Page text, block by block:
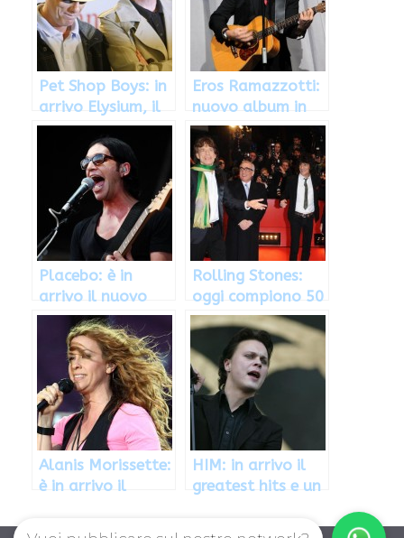
Pet Shop Boys: in
arrivo Elysium, il
nuovo album
Eros Ramazzotti:
nuovo album in
arrivo
Placebo: è in
arrivo il nuovo
album
Rolling Stones:
oggi compiono 50
anni: album e
concerto in
arrivo?
Alanis Morissette:
è in arrivo il
HIM: in arrivo il
greatest hits e un